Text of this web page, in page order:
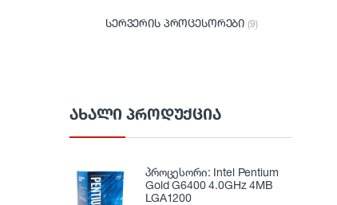
სერვერის პროცესორები(9)
ᲐᲮᲐᲚᲘ ᲞᲠᲝᲓᲣᲥᲪᲘᲐ
პროცესორი: Intel Pentium
Gold G6400 4.0GHz 4MB
LGA1200